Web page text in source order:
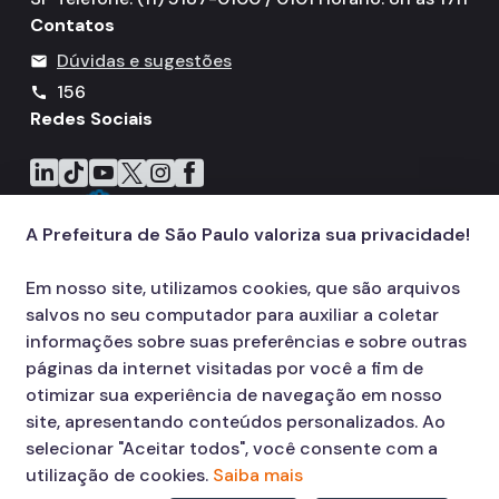
IPVA
Fiscalização Ambiental
Defesa e Valorização Ambiental
Mudanças Climáticas
Comitê do Clima
Plano de Ação Climática
COMFROTA-SP
Planos
Mata Atlântica
Contatos
mail Dúvidas e sugestões
call
156
Redes Sociais
Icone do LinkedIn
Icone do TikTok
Icone do YouTube
Icone do X
Icone do Instagram
Icone do Facebook
A Prefeitura de São Paulo valoriza sua privacidade!
Em nosso site, utilizamos cookies, que são arquivos
salvos no seu computador para auxiliar a coletar
informações sobre suas preferências e sobre outras
páginas da internet visitadas por você a fim de
otimizar sua experiência de navegação em nosso
site, apresentando conteúdos personalizados. Ao
selecionar "Aceitar todos", você consente com a
utilização de cookies. Saiba mais